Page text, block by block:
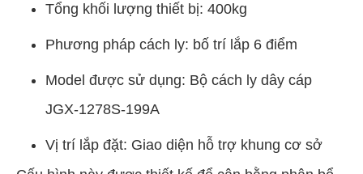
Tổng khối lượng thiết bị: 400kg
Phương pháp cách ly: bố trí lắp 6 điểm
Model được sử dụng: Bộ cách ly dây cáp
JGX-1278S-199A
Vị trí lắp đặt: Giao diện hỗ trợ khung cơ sở